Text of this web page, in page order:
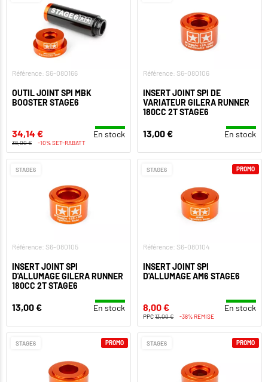
Référence: S6-080166
OUTIL JOINT SPI MBK
BOOSTER STAGE6
34,14 € En stock
38,00 € -10% SET-RABATT
Référence: S6-080106
INSERT JOINT SPI DE
VARIATEUR GILERA RUNNER
180CC 2T STAGE6
13,00 € En stock
STAGE6
Référence: S6-080105
INSERT JOINT SPI
D'ALLUMAGE GILERA RUNNER
180CC 2T STAGE6
13,00 € En stock
STAGE6
Référence: S6-080104
INSERT JOINT SPI
D'ALLUMAGE AM6 STAGE6
8,00 € En stock
PPC13,00 € -38% REMISE
PROMO
STAGE6 PROMO STAGE6 PROMO